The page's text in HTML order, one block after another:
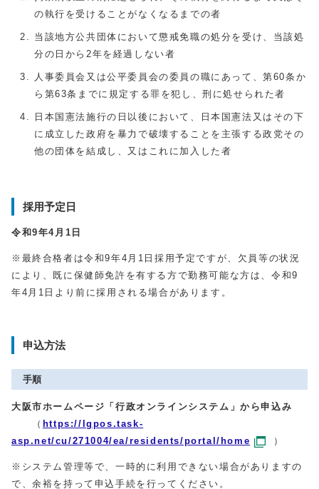
の執行を受けることがなくなるまでの者
当該地方公共団体において懲戒免職の処分を受け、当該処
分の日から2年を経過しない者
人事委員会又は公平委員会の委員の職にあって、第60条か
ら第63条までに規定する罪を犯し、刑に処せられた者
日本国憲法施行の日以後において、日本国憲法又はその下
に成立した政府を暴力で破壊することを主張する政党その
他の団体を結成し、又はこれに加入した者
採用予定日
令和9年4月1日
※最終合格者は令和9年4月1日採用予定ですが、欠員等の状況
により、既に保健師免許を有する方で勤務可能な方は、令和9
年4月1日より前に採用される場合があります。
申込方法
手順
大阪市ホームページ「行政オンラインシステム」から申込み
（ https://lgpos.task-
asp.net/cu/271004/ea/residents/portal/home
）
※システム管理等で、一時的に利用できない場合がありますの
で、余裕を持って申込手続を行ってください。